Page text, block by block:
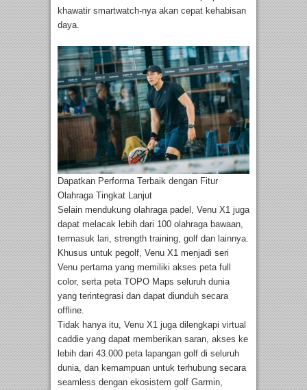
khawatir smartwatch-nya akan cepat kehabisan
daya.
Dapatkan Performa Terbaik dengan Fitur
Olahraga Tingkat Lanjut
Selain mendukung olahraga padel, Venu X1 juga
dapat melacak lebih dari 100 olahraga bawaan,
termasuk lari, strength training, golf dan lainnya.
Khusus untuk pegolf, Venu X1 menjadi seri
Venu pertama yang memiliki akses peta full
color, serta peta TOPO Maps seluruh dunia
yang terintegrasi dan dapat diunduh secara
offline.
Tidak hanya itu, Venu X1 juga dilengkapi virtual
caddie yang dapat memberikan saran, akses ke
lebih dari 43.000 peta lapangan golf di seluruh
dunia, dan kemampuan untuk terhubung secara
seamless dengan ekosistem golf Garmin,